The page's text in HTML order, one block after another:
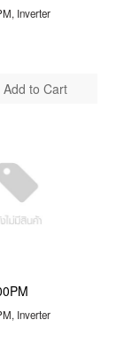
Inverter
Add to Cart
Inverter